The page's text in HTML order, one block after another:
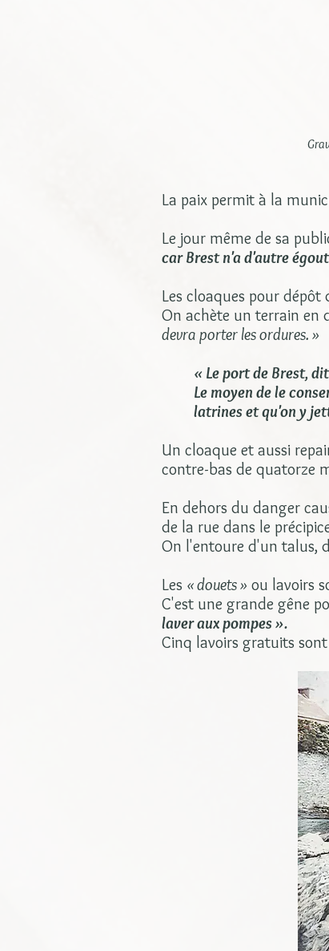
La paix permit à la
Le jour même de sa
car Brest n'a d'autre
Les cloaques pour
On achète un terrain en
devra porter les ordures. »
« Le port de Brest,
Le moyen de le
latrines et qu'on y
Un cloaque et aussi
contre-bas de quatorze
En dehors du danger
de la rue dans le
On l'entoure d'un talus,
Les « douets » ou lavoirs
C'est une grande gêne
laver aux pompes ».
Cinq lavoirs gratuits